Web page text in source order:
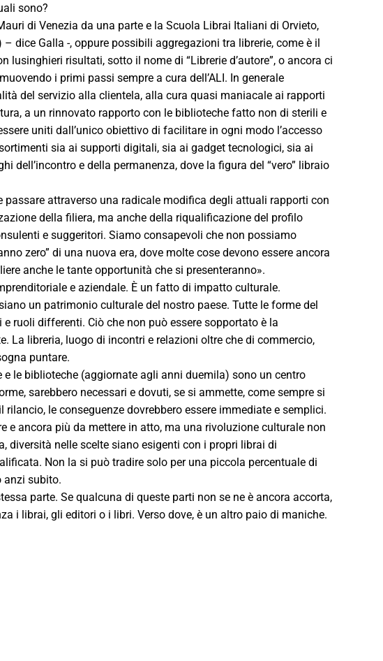
sono?
di Venezia da una parte e la Scuola Librai Italiani di Orvieto,
dice Galla -, oppure possibili aggregazioni tra librerie, come è il
risultati, sotto il nome di “Librerie d’autore”, o ancora ci
i primi passi sempre a cura dell’ALI. In generale
del servizio alla clientela, alla cura quasi maniacale ai rapporti
a un rinnovato rapporto con le biblioteche fatto non di sterili e
uniti dall’unico obiettivo di facilitare in ogni modo l’accesso
sia ai supporti digitali, sia ai gadget tecnologici, sia ai
e della permanenza, dove la figura del “vero” libraio
passare attraverso una radicale modifica degli attuali rapporti con
della filiera, ma anche della riqualificazione del profilo
e suggeritori. Siamo consapevoli che non possiamo
zero” di una nuova era, dove molte cose devono essere ancora
anche le tante opportunità che si presenteranno».
e aziendale. È un fatto di impatto culturale.
un patrimonio culturale del nostro paese. Tutte le forme del
ruoli differenti. Ciò che non può essere sopportato è la
La libreria, luogo di incontri e relazioni oltre che di commercio,
puntare.
e le biblioteche (aggiornate agli anni duemila) sono un centro
sarebbero necessari e dovuti, se si ammette, come sempre si
le conseguenze dovrebbero essere immediate e semplici.
ancora più da mettere in atto, ma una rivoluzione culturale non
diversità nelle scelte siano esigenti con i propri librai di
Non la si può tradire solo per una piccola percentuale di
anzi subito.
parte. Se qualcuna di queste parti non se ne è ancora accorta,
i librai, gli editori o i libri. Verso dove, è un altro paio di maniche.